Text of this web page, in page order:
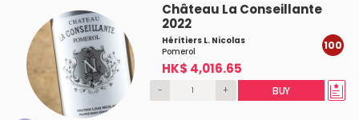
Château La Conseillante
2022
Héritiers L. Nicolas
Pomerol
HK$ 4,016.65
100
- + BUY